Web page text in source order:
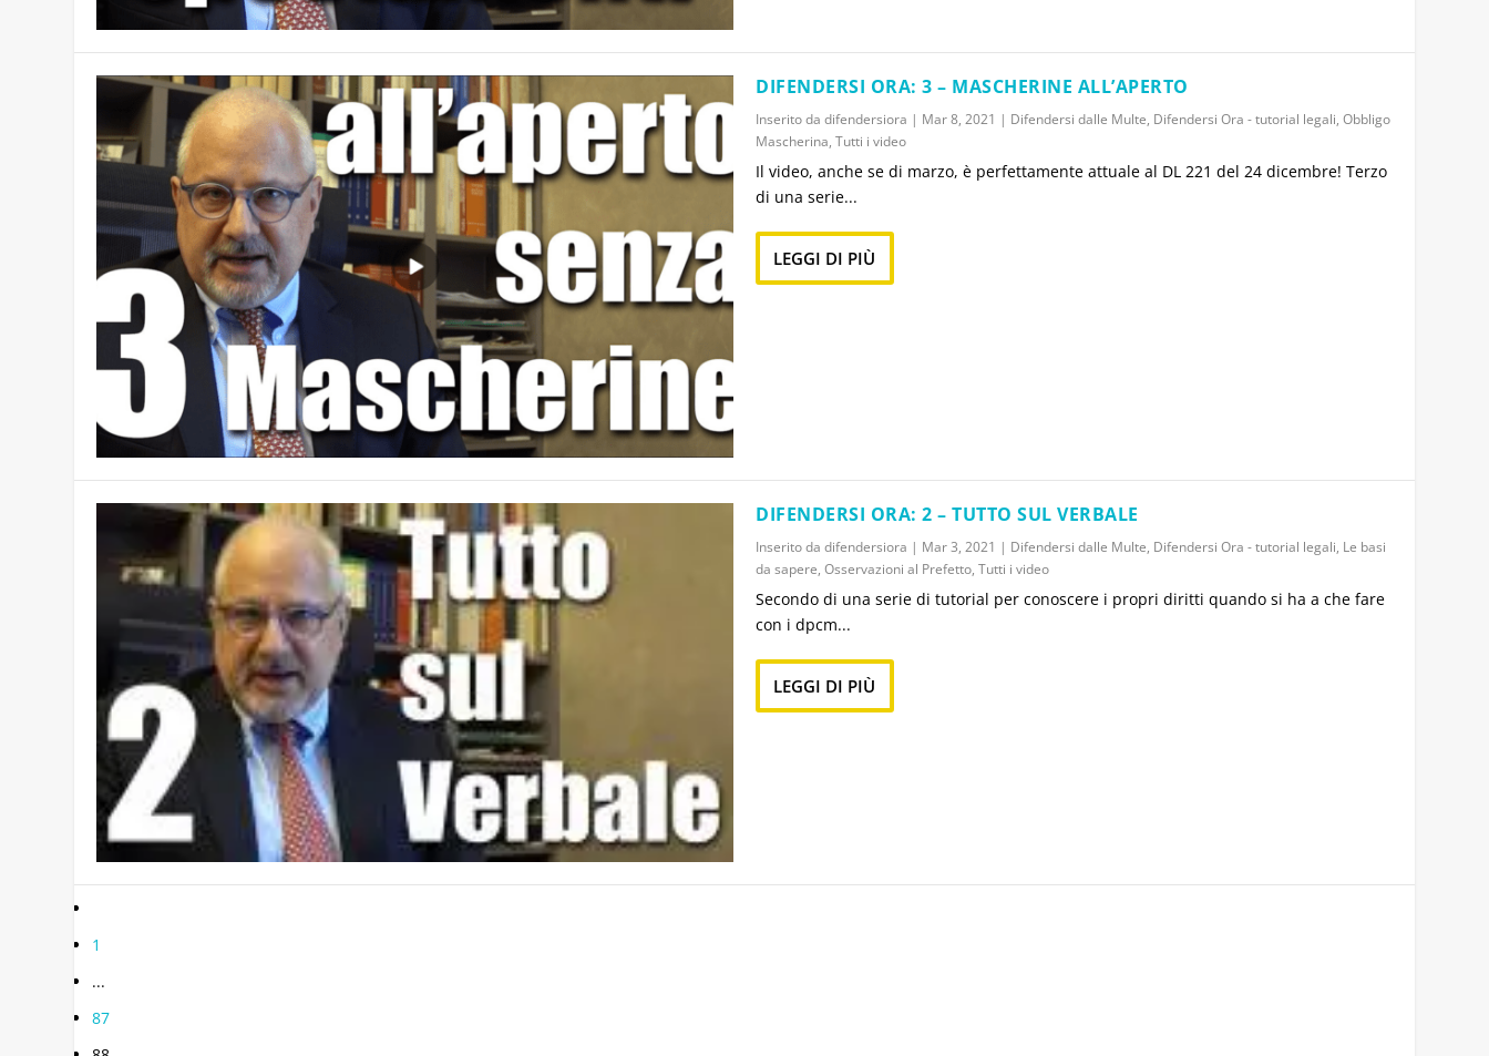
DIFENDERSI ORA: 3 – MASCHERINE ALL’APERTO
Inserito da difendersiora | Mar 8, 2021 | Difendersi dalle Multe, Difendersi Ora - tutorial legali, Obbligo
Mascherina, Tutti i video
Il video, anche se di marzo, è perfettamente attuale al DL 221 del 24 dicembre! Terzo
di una serie...
LEGGI DI PIÙ
DIFENDERSI ORA: 2 – TUTTO SUL VERBALE
Inserito da difendersiora | Mar 3, 2021 | Difendersi dalle Multe, Difendersi Ora - tutorial legali, Le basi
da sapere, Osservazioni al Prefetto, Tutti i video
Secondo di una serie di tutorial per conoscere i propri diritti quando si ha a che fare
con i dpcm...
LEGGI DI PIÙ
1
...
87